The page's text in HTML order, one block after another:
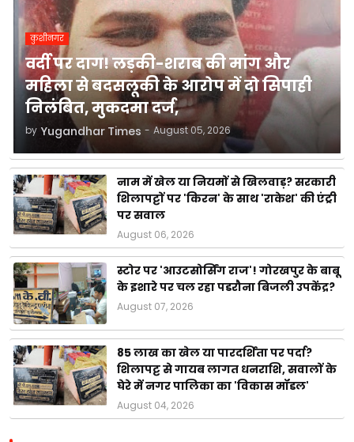
कुशीनगर
वर्दी पर दाग! लड़की-शराब की मांग और
महिला से बदसलूकी के आरोप में दो सिपाही
निलंबित, मुकदमा दर्ज,
by Yugandhar Times - August 05, 2026
नाम में खेल या नियमों से खिलवाड़? सरकारी
शिलापट्टों पर 'किरन' के साथ 'राकेश' की एंट्री
पर सवाल
August 06, 2026
स्टोर पर 'आउटसोर्सिंग राज'! गोरखपुर के बाबू
के इशारे पर चल रहा पडरौना बिजली उपकेंद्र?
August 07, 2026
85 लाख का खेल या पारदर्शिता पर पर्दा?
शिलापट्ट से गायब लागत धनराशि, सवालों के
घेरे में नगर पालिका का 'विकास मॉडल'
August 04, 2026